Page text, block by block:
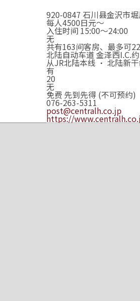
920-0847 石川县金沢市
每人4500日元～
入住时间 15:00～24:00
无
共有163间客房、最多可
北陆自动车道 金泽西I.C.
从JR北陆本线 · 北陆新
有
20
无
免费 先到先得 (不可预约)
076-263-5311
post@centralh.co.jp
https://